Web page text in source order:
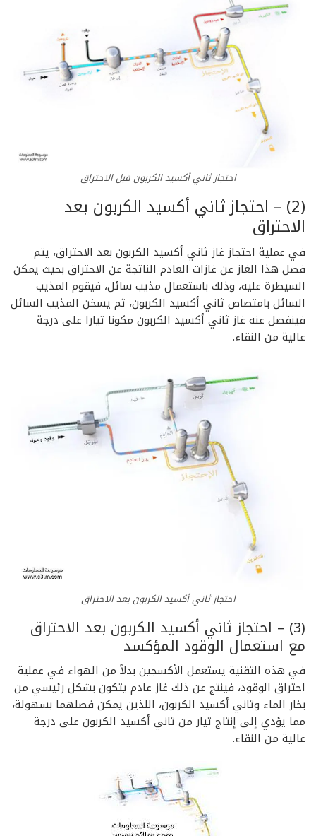
احتجاز ثاني أكسيد الكربون قبل الاحتراق
(2) – احتجاز ثاني أكسيد الكربون بعد
الاحتراق
في عملية احتجاز غاز ثاني أكسيد الكربون بعد الاحتراق، يتم
فصل هذا الغاز عن غازات العادم الناتجة عن الاحتراق بحيث يمكن
السيطرة عليه، وذلك باستعمال مذيب سائل، فيقوم المذيب
السائل بامتصاص ثاني أكسيد الكربون، ثم يسخن المذيب السائل
فينفصل عنه غاز ثاني أكسيد الكربون مكونا تيارا على درجة
عالية من النقاء.
احتجاز ثاني أكسيد الكربون بعد الاحتراق
(3) – احتجاز ثاني أكسيد الكربون بعد الاحتراق
مع استعمال الوقود المؤكسد
في هذه التقنية يستعمل الأكسجين بدلاً من الهواء في عملية
احتراق الوقود، فينتج عن ذلك غاز عادم يتكون بشكل رئيسي من
بخار الماء وثاني أكسيد الكربون، اللذين يمكن فصلهما بسهولة،
مما يؤدي إلى إنتاج تيار من ثاني أكسيد الكربون على درجة
عالية من النقاء.